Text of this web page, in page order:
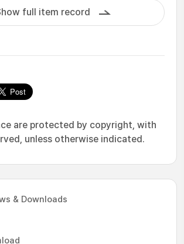
full item record
are protected by copyright, with
unless otherwise indicated.
& Downloads